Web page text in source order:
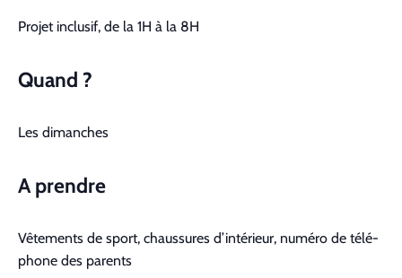
Pro­jet inclusif, de la 1H à la 8H
Quand ?
Les dimanch­es
A pren­dre
Vête­ments de sport, chaus­sures d’intérieur, numéro de télé­
phone des par­ents